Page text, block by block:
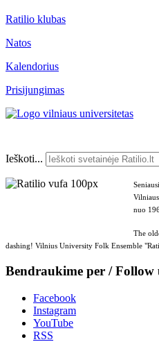
Ratilio klubas
Natos
Kalendorius
Prisijungimas
Ieškoti...
nuo
The
dashing! Vilnius University Folk Ensemble
Bendraukime per / Follow
Facebook
Instagram
YouTube
RSS